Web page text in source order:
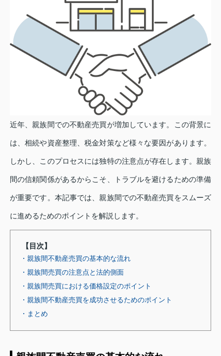
近年、親族間での不動産売買が増加しています。この背景に
は、相続や資産整理、税金対策など様々な要因があります。
しかし、このプロセスには独特の注意点が存在します。親族
間の信頼関係があるからこそ、トラブルを避けるための準備
が重要です。本記事では、親族間での不動産売買をスムーズ
に進めるためのポイントを解説します。
【目次】
・親族間不動産売買の基本的な流れ
・親族間売買の注意点と法的側面
・親族間売買における価格設定のポイント
・親族間不動産売買を成功させるためのポイント
・まとめ